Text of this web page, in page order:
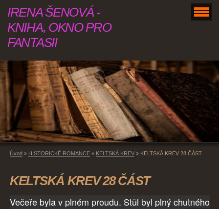
IRENA ŠENOVÁ -
KNIHA, OKNO PRO
FANTASII
Úvod » HISTORICKÉ ROMANCE » KELTSKÁ KREV » KELTSKÁ KREV 28 ČÁST
KELTSKÁ KREV 28 ČÁST
Večeře byla v plném proudu. Stůl byl plný chutného